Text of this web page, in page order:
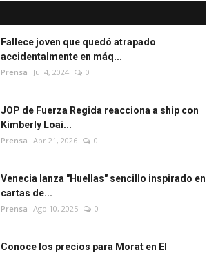
Fallece joven que quedó atrapado
accidentalmente en máq...
Prensa Jul 4, 2024 0
JOP de Fuerza Regida reacciona a ship con
Kimberly Loai...
Prensa Abr 21, 2026 0
Venecia lanza "Huellas" sencillo inspirado en
cartas de...
Prensa Ago 10, 2025 0
Conoce los precios para Morat en El